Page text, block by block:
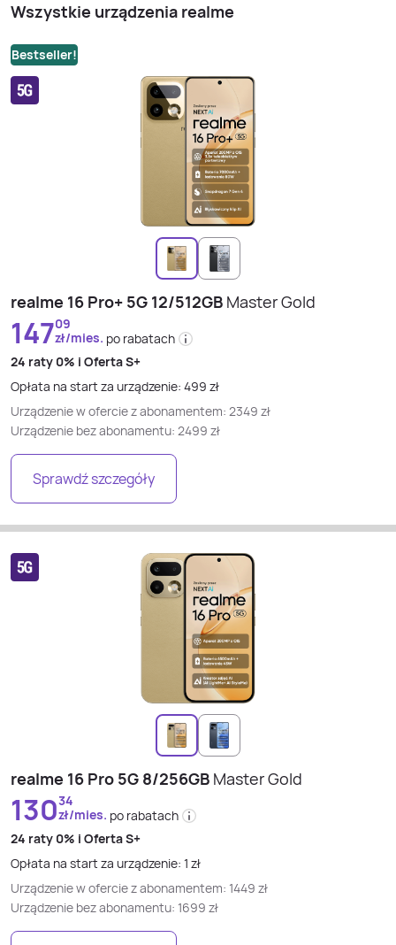
Wszystkie urządzenia realme
Bestseller!
realme 16 Pro+ 5G 12/512GB Master Gold
14709
zł/mies. po rabatach
24 raty 0% i Oferta S+
Opłata na start za urządzenie: 499 zł
Urządzenie w ofercie z abonamentem: 2349 zł
Urządzenie bez abonamentu: 2499 zł
Sprawdź szczegóły
realme 16 Pro 5G 8/256GB Master Gold
13034
zł/mies. po rabatach
24 raty 0% i Oferta S+
Opłata na start za urządzenie: 1 zł
Urządzenie w ofercie z abonamentem: 1449 zł
Urządzenie bez abonamentu: 1699 zł